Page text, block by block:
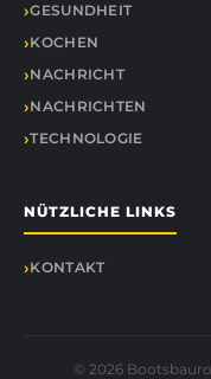
GESUNDHEIT
KOCHEN
NACHRICHT
NACHRICHTEN
TECHNOLOGIE
NÜTZLICHE LINKS
KONTAKT
© 2026